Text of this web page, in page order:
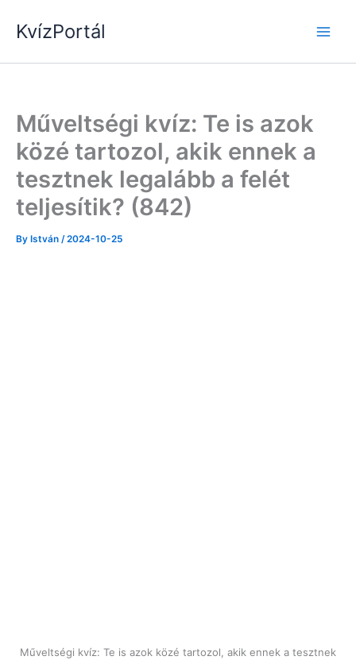
KvízPortál
Műveltségi kvíz: Te is azok
közé tartozol, akik ennek a
tesztnek legalább a felét
teljesítik? (842)
By István /2024-10-25
Műveltségi kvíz: Te is azok közé tartozol, akik ennek a tesztnek